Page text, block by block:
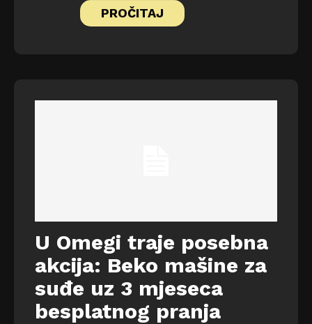
PROČITAJ
U Omegi traje posebna
akcija: Beko mašine za
suđe uz 3 mjeseca
besplatnog pranja